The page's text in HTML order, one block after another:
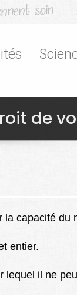
de
capacité du
entier.
lequel il ne